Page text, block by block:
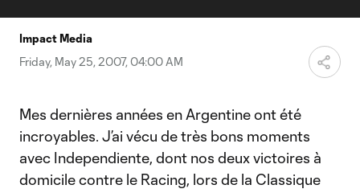
Impact Media
Friday, May 25, 2007, 04:00 AM
Mes dernières années en Argentine ont été
incroyables. J’ai vécu de très bons moments
avec Independiente, dont nos deux victoires à
domicile contre le Racing, lors de la Classique